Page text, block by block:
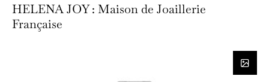
HELENA JOY : Maison de Joaillerie
Française